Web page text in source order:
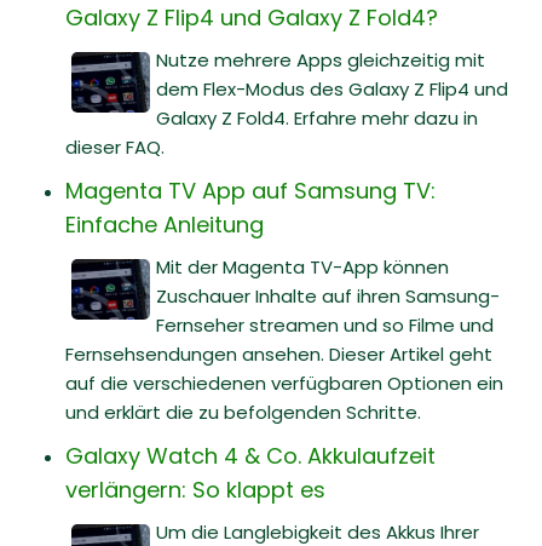
Galaxy Z Flip4 und Galaxy Z Fold4?
Nutze mehrere Apps gleichzeitig mit
dem Flex-Modus des Galaxy Z Flip4 und
Galaxy Z Fold4. Erfahre mehr dazu in
dieser FAQ.
Magenta TV App auf Samsung TV:
Einfache Anleitung
Mit der Magenta TV-App können
Zuschauer Inhalte auf ihren Samsung-
Fernseher streamen und so Filme und
Fernsehsendungen ansehen. Dieser Artikel geht
auf die verschiedenen verfügbaren Optionen ein
und erklärt die zu befolgenden Schritte.
Galaxy Watch 4 & Co. Akkulaufzeit
verlängern: So klappt es
Um die Langlebigkeit des Akkus Ihrer